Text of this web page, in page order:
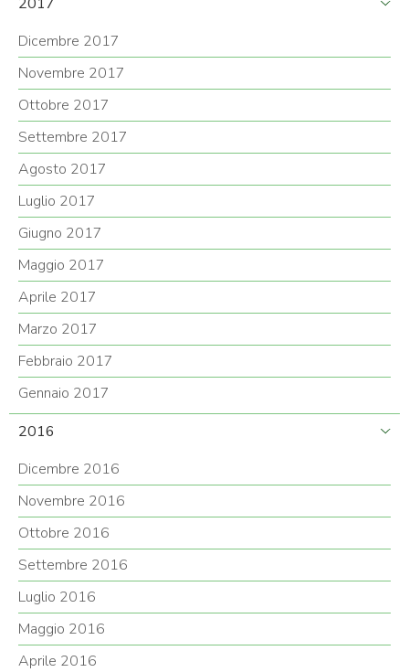
Dicembre 2017
Novembre 2017
Ottobre 2017
Settembre 2017
Agosto 2017
Luglio 2017
Giugno 2017
Maggio 2017
Aprile 2017
Marzo 2017
Febbraio 2017
Gennaio 2017
2016
Dicembre 2016
Novembre 2016
Ottobre 2016
Settembre 2016
Luglio 2016
Maggio 2016
Aprile 2016